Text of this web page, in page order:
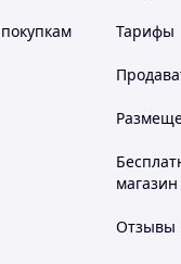
Тарифы
магазин
Отзывы